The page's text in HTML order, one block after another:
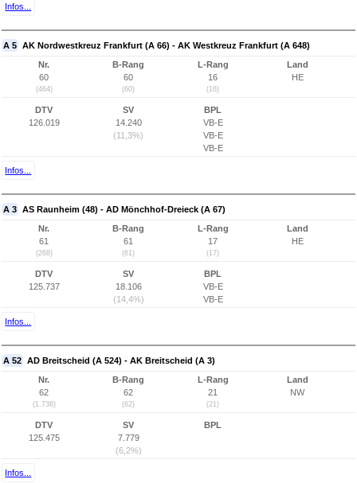
Infos...
A 5 AK Nordwestkreuz Frankfurt (A 66) - AK Westkreuz Frankfurt (A 648)
Nr.
60
(464)
B-Rang
60
(60)
L-Rang
16
(16)
Land
HE
DTV
126.019
SV
14.240
(11,3%)
BPL
VB-E
VB-E
VB-E
Infos...
A 3 AS Raunheim (48) - AD Mönchhof-Dreieck (A 67)
Nr.
61
(268)
B-Rang
61
(61)
L-Rang
17
(17)
Land
HE
DTV
125.737
SV
18.106
(14,4%)
BPL
VB-E
VB-E
Infos...
A 52 AD Breitscheid (A 524) - AK Breitscheid (A 3)
Nr.
62
(1.738)
B-Rang
62
(62)
L-Rang
21
(21)
Land
NW
DTV
125.475
SV
7.779
(6,2%)
BPL
Infos...